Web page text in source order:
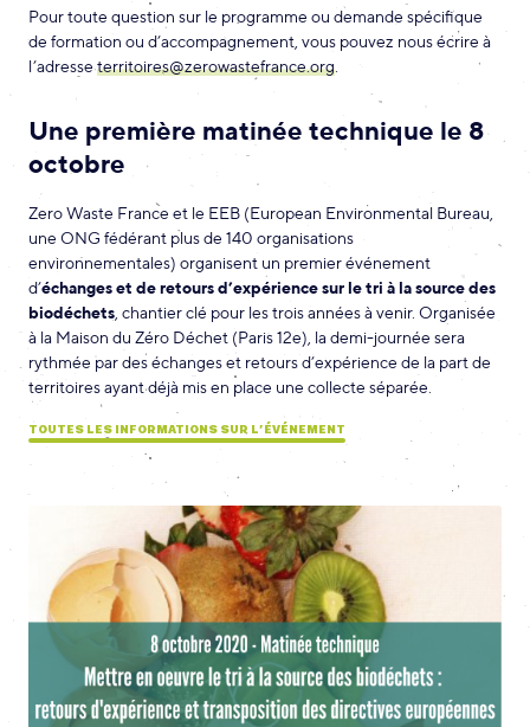
Pour toute question sur le programme ou demande spécifique
de formation ou d’accompagnement, vous pouvez nous écrire à
l’adresseterritoires@zerowastefrance.org
Une première matinée technique le 8
octobre
Zero Waste France et le EEB (European Environmental Bureau,
une ONG fédérant plus de 140 organisations
environnementales) organisent un premier événement
d’échanges et de retours d’expérience sur le tri à la source des
biodéchets , chantier clé pour les trois années à venir. Organisée
à la Maison du Zéro Déchet (Paris 12e), la demi-journée sera
rythmée par des échanges et retours d’expérience de la part de
territoires ayant déjà mis en place une collecte séparée.
TOUTES LES INFORMATIONS SUR L’ÉVÉNEMENT